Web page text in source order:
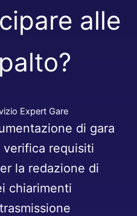
alle
Expert Gare
di gara
verifica requisiti
la redazione di
chiarimenti